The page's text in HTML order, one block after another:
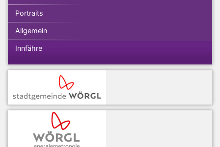
Portraits
Allgemein
Innfähre